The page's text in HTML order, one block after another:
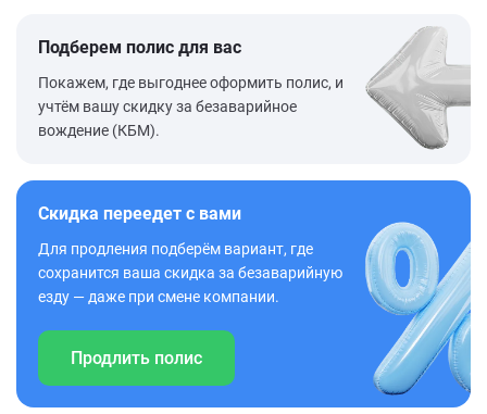
Подберем полис для вас
Покажем, где выгоднее оформить полис, и
учтём вашу скидку за безаварийное
вождение (КБМ).
Скидка переедет с вами
Для продления подберём вариант, где
сохранится ваша скидка за безаварийную
езду — даже при смене компании.
Продлить полис